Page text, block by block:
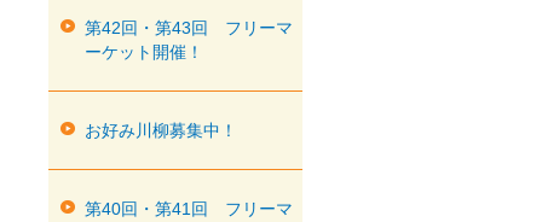
第42回・第43回 フリーマ
ーケット開催！
お好み川柳募集中！
第40回・第41回 フリーマ